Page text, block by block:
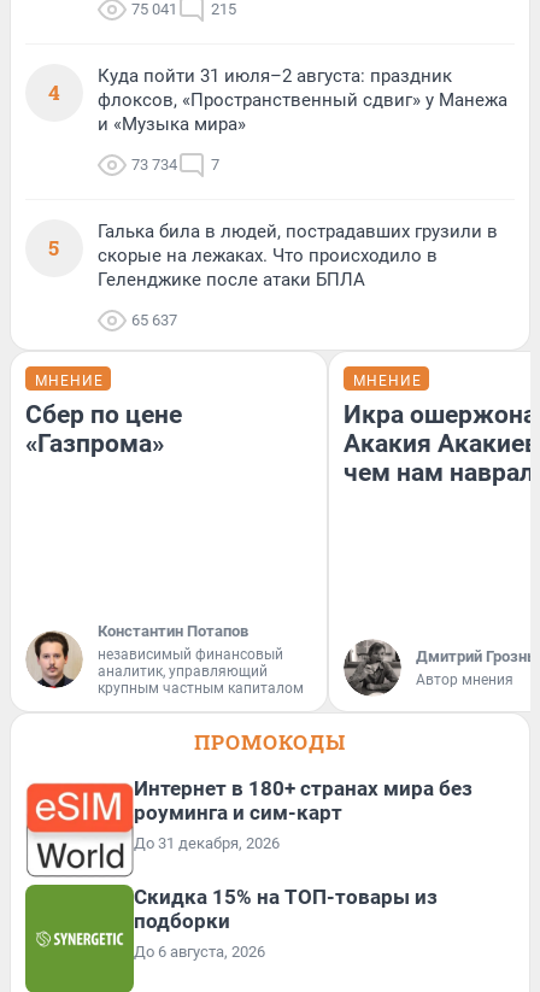
75 041 215
4
Куда пойти 31 июля–2 августа: праздник
флоксов, «Пространственный сдвиг» у Манежа
и «Музыка мира»
73 734 7
5
Галька била в людей, пострадавших грузили в
скорые на лежаках. Что происходило в
Геленджике после атаки БПЛА
65 637
МНЕНИЕ
Сбер по цене
«Газпрома»
Константин Потапов
независимый финансовый
аналитик, управляющий
крупным частным капиталом
МНЕНИЕ
Икра
Акакия
чем нам
Дмитрий
Автор мнения
ПРОМОКОДЫ
Интернет в 180+ странах мира без
роуминга и сим-карт
До 31 декабря, 2026
Скидка 15% на ТОП-товары из
подборки
До 6 августа, 2026